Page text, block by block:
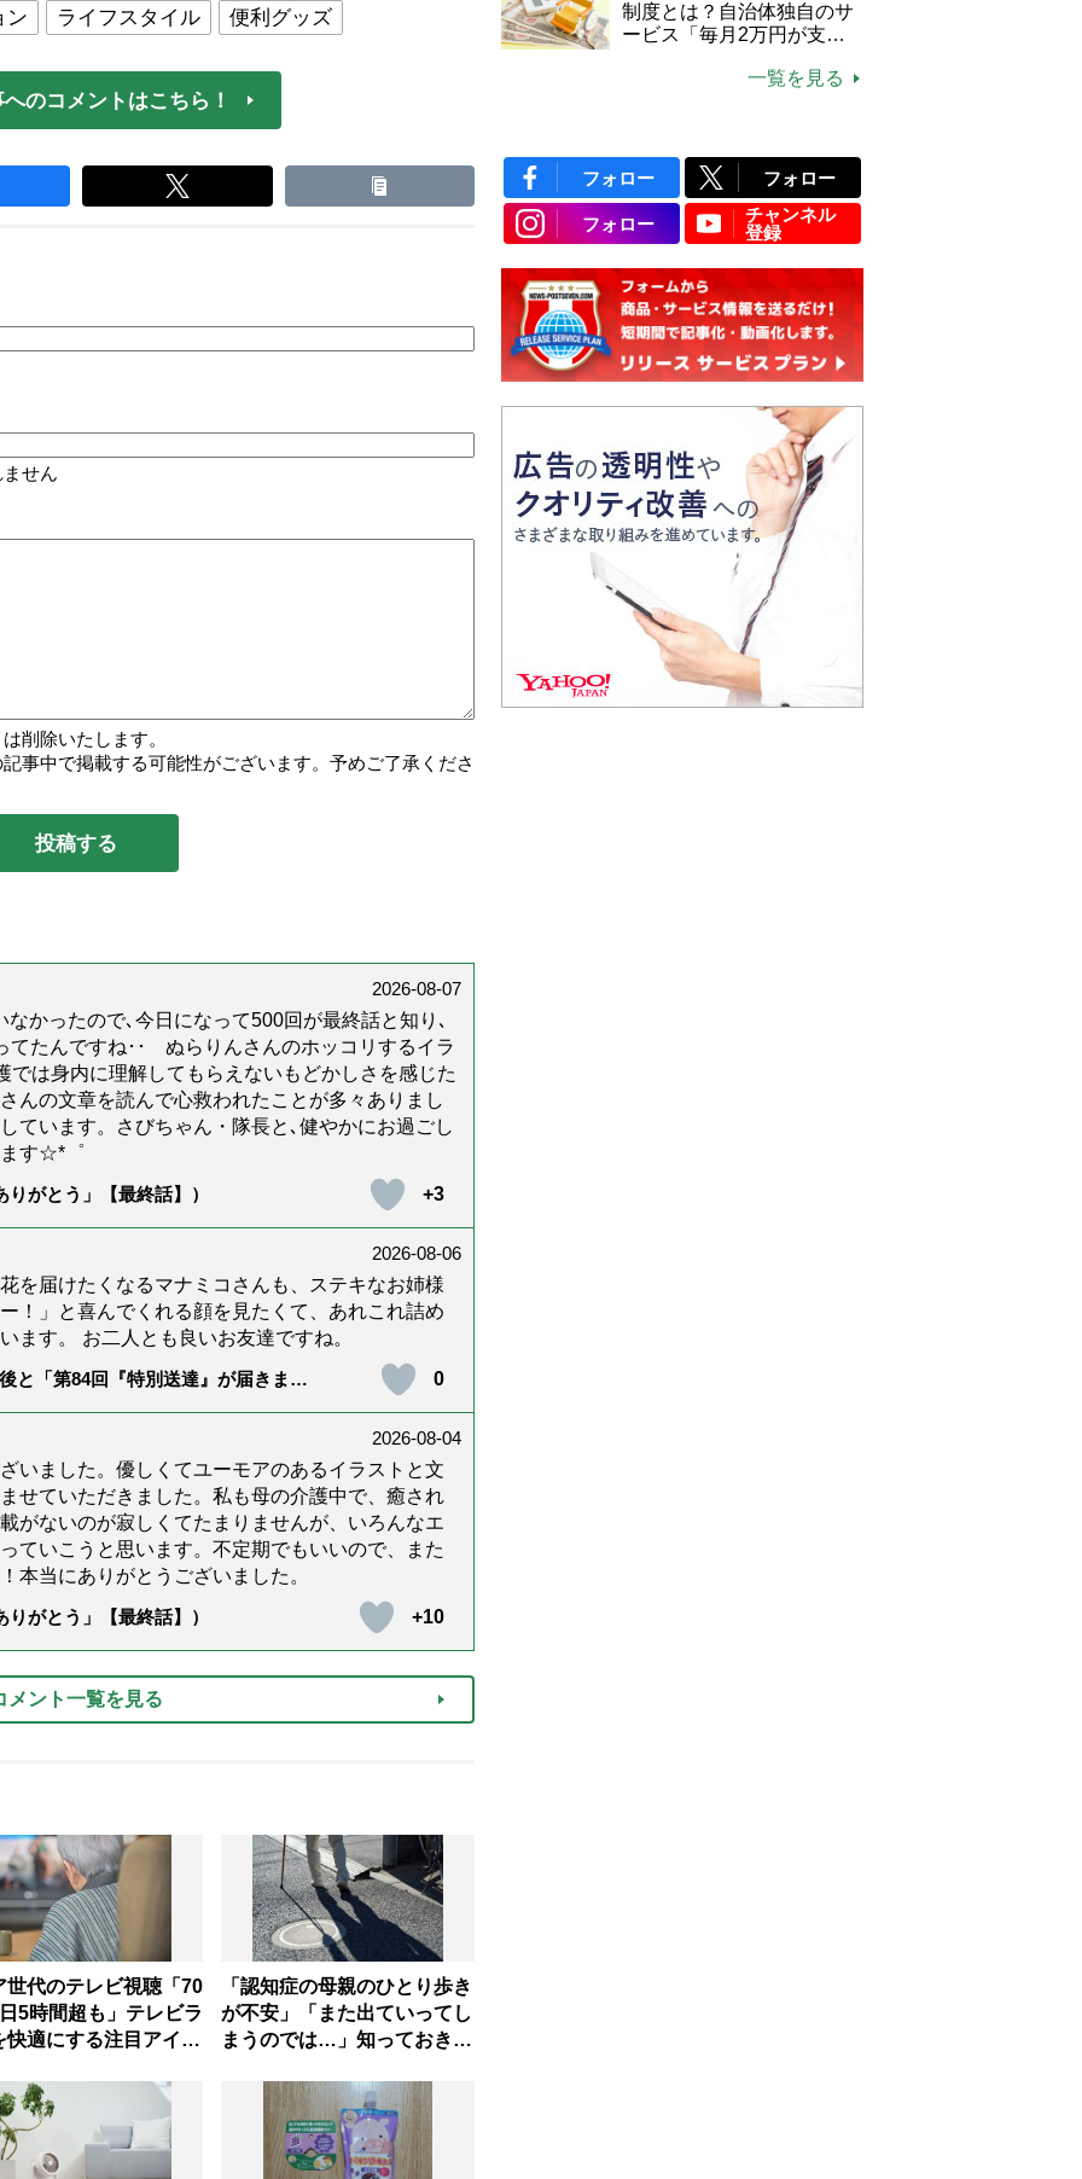
ン ライフスタイル 便利グッズ
のコメントはこちら！
せん
削除いたします。
事中で掲載する可能性がございます。予めご了承くださ
2026-08-07
かったので､今日になって500回が最終話と知り､
たんですね･･ ぬらりんさんのホッコリするイラ
は身内に理解してもらえないもどかしさを感じた
んの文章を読んで心救われたことが多々ありまし
ています。さびちゃん・隊長と､健やかにお過ごし
ます☆*゜
がとう」【最終話】）
+3
2026-08-06
を届けたくなるマナミコさんも、ステキなお姉様
！」と喜んでくれる顔を見たくて、あれこれ詰め
ます。 お二人とも良いお友達ですね。
と「第84回『特別送達』が届きまし
0
2026-08-04
いました。優しくてユーモアのあるイラストと文
せていただきました。私も母の介護中で、癒され
がないのが寂しくてたまりませんが、いろんなエ
ていこうと思います。不定期でもいいので、また
本当にありがとうございました。
がとう」【最終話】）
+10
メント一覧を見る
世代のテレビ視聴「70
5時間超も」テレビラ
快適にする注目アイテ
「認知症の母親のひとり歩き
が不安」「また出ていってし
まうのでは…」知っておきた
スを専門家が解説
制度とは？自治体独自のサ
ービス「毎月2万円が支給
一覧を見る
フォロー フォロー
フォロー
チャンネル
登録